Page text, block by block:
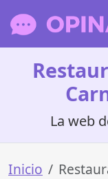
La web
Inicio